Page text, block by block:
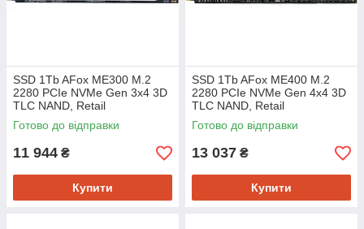
SSD 1Tb AFox ME300 M.2
2280 PCIe NVMe Gen 3x4 3D
TLC NAND, Retail
Готово до відправки
11 944 ₴
Купити
SSD 1Tb AFox ME400 M.2
2280 PCIe NVMe Gen 4x4 3D
TLC NAND, Retail
Готово до відправки
13 037 ₴
Купити